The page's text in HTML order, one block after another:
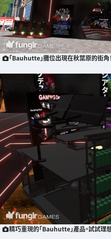
「Bauhutte」攤位出現在秋葉原的街
精巧重現的「Bauhutte」產品。試試理